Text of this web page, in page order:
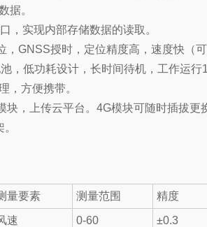
据。
，实现内部存储数据的读取。
，GNSS授时，定位精度高，速度快（
，低功耗设计，长时间待机，工作运行
，方便携带。
，上传云平台。4G模块可随时插拔更
量要素 测量范围 精度
速 0-60 ±0.3